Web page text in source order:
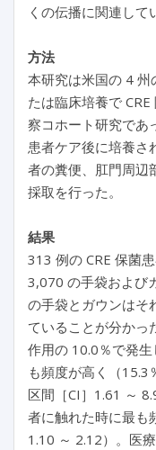
くの伝播に関連して
方法
本研究は米国の 4 州
たは臨床培養で
察コホート研究であ
患者ケア後に培養さ
者の糞便、肛門周辺
採取を行った。
結果
313 例の CRE 保菌
3,070 の手袋および
の手袋とガウンはそ
ていることが分かっ
作用の 10.0％で発
も頻度が高く（
区間［CI］1.61 ～
者に触れた時に最も
1.10 ～ 2.12）。医